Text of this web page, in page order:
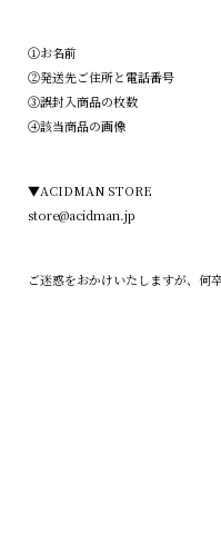
①お名前
②発送先ご住所と電話番号
③誤封入商品の枚数
④該当商品の画像
▼ACIDMAN STORE
store@acidman.jp
ご迷惑をおかけいたしますが、何